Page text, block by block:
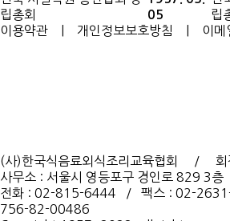
립총회
05
립
이용약관
개인정보보호방침 이메
(사)한국식음료외식조리교육협회 / 회
사무소 : 서울시 영등포구 경인로 829 3층
전화 : 02-815-6444 / 팩스 : 02-
756-82-00486